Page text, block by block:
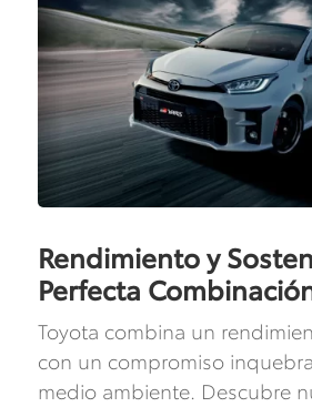
Rendimiento y
Perfecta
Toyota combina un
con un compromiso
medio ambiente. Descubre